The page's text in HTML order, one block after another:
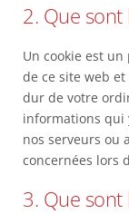
2. Que sont
Un cookie est
de ce site web
dur de votre
informations qui
nos serveurs ou
concernées lors
3. Que sont